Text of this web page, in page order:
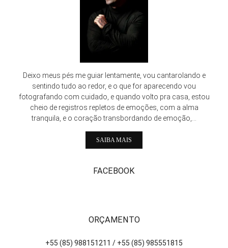
Deixo meus pés me guiar lentamente, vou cantarolando e
sentindo tudo ao redor, e o que for aparecendo vou
fotografando com cuidado, e quando volto pra casa, estou
cheio de registros repletos de emoções, com a alma
tranquila, e o coração transbordando de emoção,...
SAIBA MAIS
FACEBOOK
ORÇAMENTO
+55 (85) 988151211 / +55 (85) 985551815